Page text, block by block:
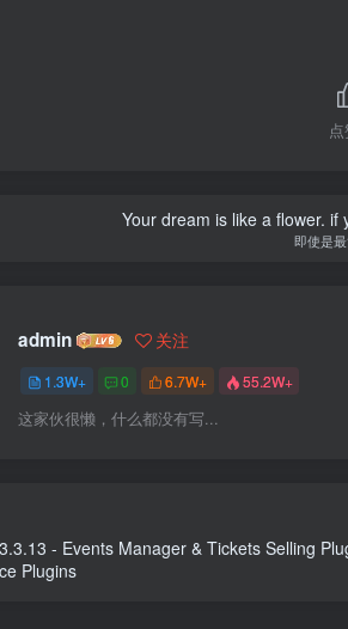
Your dream is like a flower. if
即使是
admin 关注
1.3W+ 0 6.7W+ 55.2W+
这家伙很懒，什么都没有写...
- Events Manager & Tickets Selling
WooCommerce Plugins